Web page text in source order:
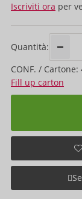
Iscriviti ora per
Quantità:
CONF. / Cartone:
Fill up carton